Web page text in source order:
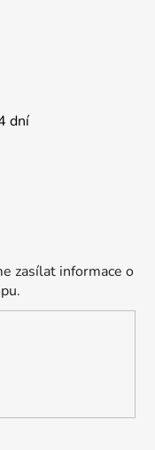
dní
zasílat informace o